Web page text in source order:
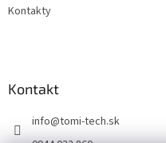
Kontakty
Kontakt
info@tomi-tech.sk